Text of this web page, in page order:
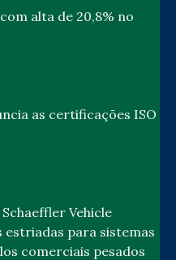
alta de 20,8% no
as certificações ISO
Vehicle
para sistemas
comerciais pesados